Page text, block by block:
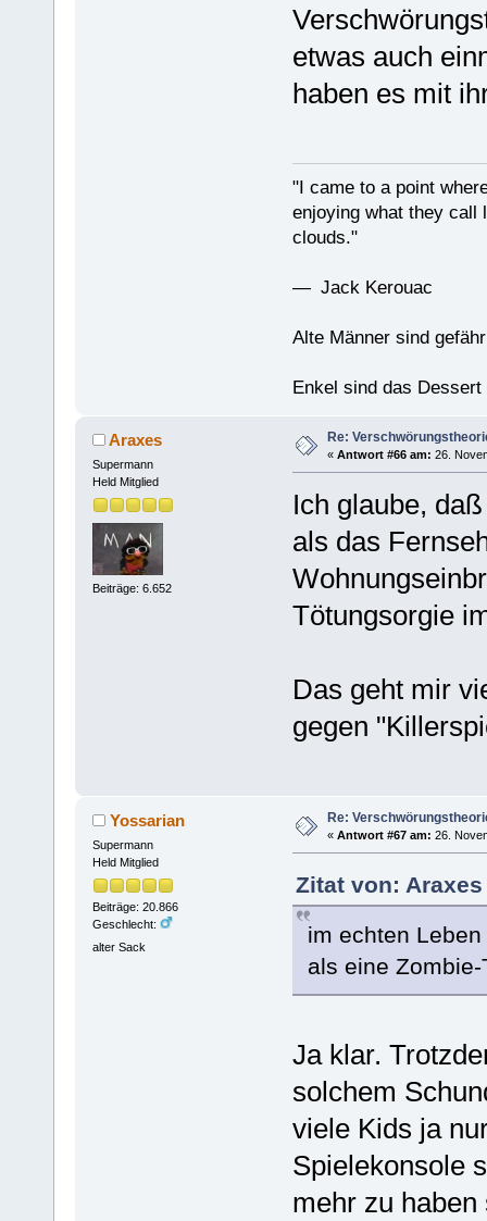
etwas auch
haben es mit
"I came to a point
enjoying what they call
clouds."
— Jack Kerouac
Alte Männer sind
Enkel sind das
Araxes
Supermann
Held Mitglied
Beiträge: 6.652
Re:
« Antwort #66 am: 26.
Ich glaube,
als das
Tötungsorgie
Das geht mir
gegen
Yossarian
Supermann
Held Mitglied
Beiträge: 20.866
Geschlecht:
alter Sack
Re:
« Antwort #67 am: 26.
Zitat von: Araxes
im echten
als eine
Ja klar.
solchem
viele Kids ja
Spielekonsole
mehr zu haben